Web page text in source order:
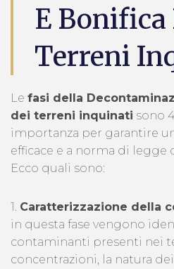
E Bonifica
Terreni
Le fasi della
dei terreni inquinati sono
importanza per garantire
efficace e a norma di legge
Ecco quali sono:
1. Caratterizzazione della
in questa fase vengono
contaminanti presenti nei
concentrazioni, la natura